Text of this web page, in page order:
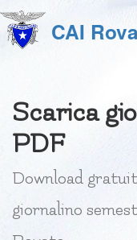
CAI
Scarica
PDF
Download
giornalino